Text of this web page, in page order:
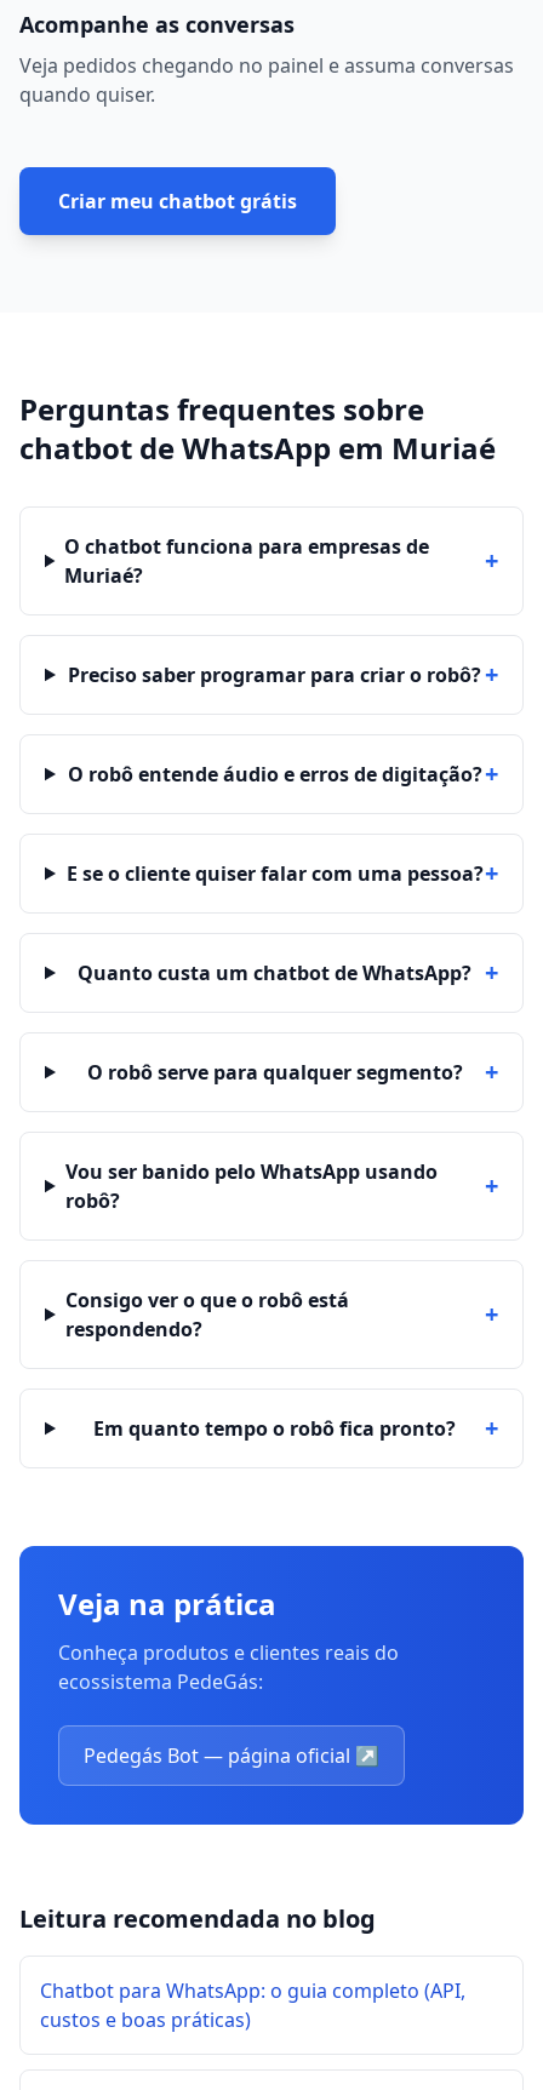
Acompanhe as conversas
Veja pedidos chegando no painel e assuma conversas
quando quiser.
Criar meu chatbot grátis
Perguntas frequentes sobre
chatbot de WhatsApp em Muriaé
O chatbot funciona para empresas de
Muriaé?
+
Preciso saber programar para criar o robô?+
O robô entende áudio e erros de digitação?+
E se o cliente quiser falar com uma pessoa?+
Quanto custa um chatbot de WhatsApp? +
O robô serve para qualquer segmento? +
Vou ser banido pelo WhatsApp usando
robô?
+
Consigo ver o que o robô está
respondendo?
+
Em quanto tempo o robô fica pronto? +
Veja na prática
Conheça produtos e clientes reais do
ecossistema PedeGás:
Pedegás Bot — página oficial ↗
Leitura recomendada no blog
Chatbot para WhatsApp: o guia completo (API,
custos e boas práticas)